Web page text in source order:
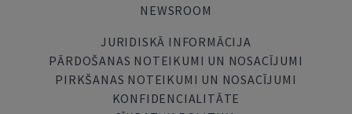
NEWSROOM
JURIDISKĀ INFORMĀCIJA
PĀRDOŠANAS NOTEIKUMI UN NOSACĪJUMI
PIRKŠANAS NOTEIKUMI UN NOSACĪJUMI
KONFIDENCIALITĀTE